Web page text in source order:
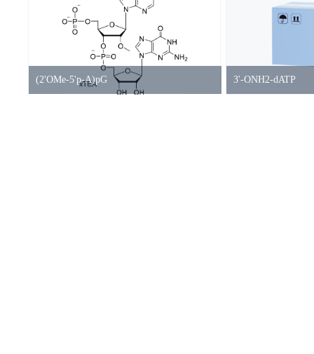
(2'OMe-5'p-A)pG 3'-ONH2-dATP